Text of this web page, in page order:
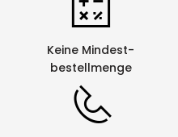
Keine Mindest-
bestellmenge